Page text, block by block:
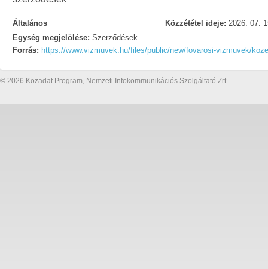
Általános Közzététel ideje: 2026. 07.
Egység megjelölése: Szerződések
Forrás: https://www.vizmuvek.hu/files/public/new/fovarosi-vizmuvek/
© 2026 Közadat Program, Nemzeti Infokommunikációs Szolgáltató Zrt.